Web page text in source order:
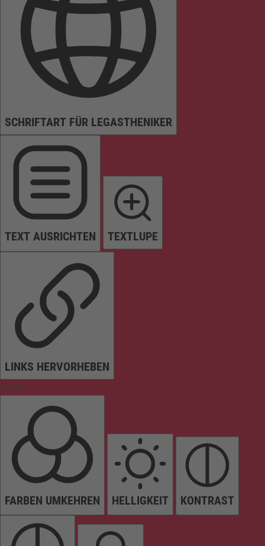
SCHRIFTART FÜR LEGASTHENIKER
TEXT AUSRICHTEN TEXTLUPE
LINKS HERVORHEBEN
Farben
FARBEN UMKEHREN HELLIGKEIT KONTRAST